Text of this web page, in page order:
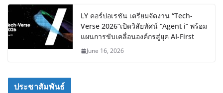
LY คอร์ปอเรชัน เตรียมจัดงาน “Tech-
Verse 2026”เปิดวิสัยทัศน์ “Agent i” พร้อม
แผนการขับเคลื่อนองค์กรสู่ยุค AI-First
June 16, 2026
ประชาสัมพันธ์